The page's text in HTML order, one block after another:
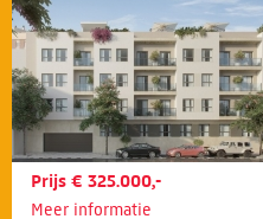
Prijs € 325.000,-
Meer informatie